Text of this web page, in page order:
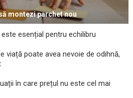
montezi parchet nou
esențial pentru echilibru
viață poate avea nevoie de odihnă,
în care prețul nu este cel mai